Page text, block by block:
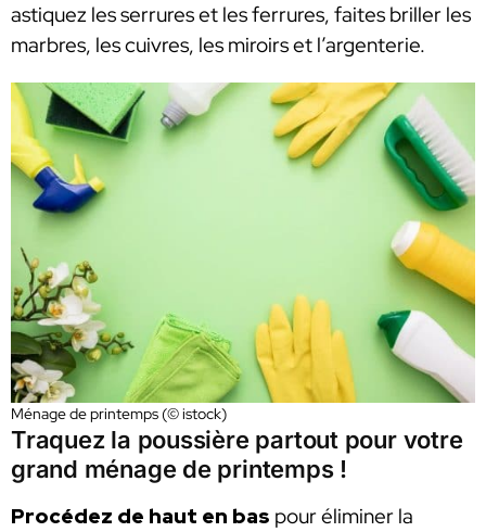
astiquez les serrures et les ferrures, faites briller les
marbres, les cuivres, les miroirs et l’argenterie.
Ménage de printemps (© istock)
Traquez la poussière partout pour votre
grand ménage de printemps !
Procédez de haut en bas pour éliminer la